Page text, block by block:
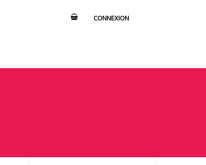
CONNEXION